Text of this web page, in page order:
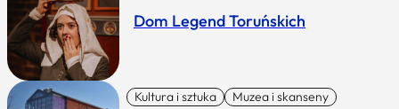
Dom Legend Toruńskich
Kultura i sztuka Muzea i skanseny